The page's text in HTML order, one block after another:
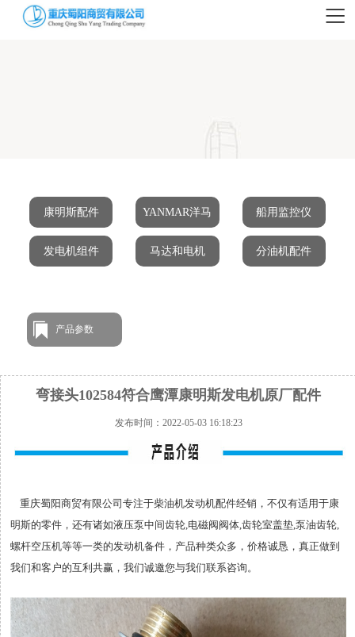
康明斯配件 YANMAR洋马 船用监控仪
发电机组件 马达和电机 分油机配件
产品参数
弯接头102584符合鹰潭康明斯发电机原厂配件
发布时间：2022-05-03 16:18:23
重庆蜀阳商贸有限公司专注于柴油机发动机配件经销，不仅有适用于康
明斯的零件，还有诸如液压泵中间齿轮,电磁阀阀体,齿轮室盖垫,泵油齿轮,
螺杆空压机等等一类的发动机备件，产品种类众多，价格诚恳，真正做到
我们和客户的互利共赢，我们诚邀您与我们联系咨询。